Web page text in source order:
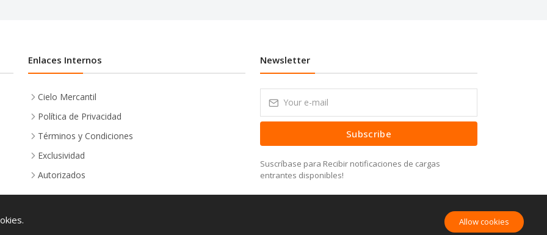
Enlaces Internos
Cielo Mercantil
Política de Privacidad
Términos y Condiciones
Exclusividad
Autorizados
Newsletter
Subscribe
Suscríbase para Recibir notificaciones de cargas
entrantes disponibles!
Allow cookies